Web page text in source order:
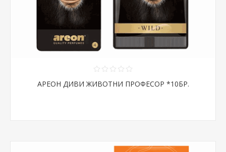
АРЕОН ДИВИ ЖИВОТНИ ПРОФЕСОР *10БР.